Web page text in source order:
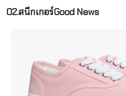
02.สนีกเกอร์Good News